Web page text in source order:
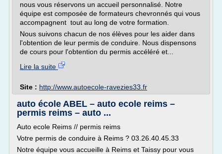
nous vous réservons un accueil personnalisé. Notre
équipe est composée de formateurs chevronnés qui vous
accompagnent tout au long de votre formation.
Nous suivons chacun de nos élèves pour les aider dans
l'obtention de leur permis de conduire. Nous dispensons
de cours pour l'obtention du permis accéléré et...
Lire la suite
Site : http://www.autoecole-ravezies33.fr
auto école ABEL – auto ecole reims –
permis reims – auto ...
Auto ecole Reims // permis reims
Votre permis de conduire à Reims ? 03.26.40.45.33
Notre équipe vous accueille à Reims et Taissy pour vous